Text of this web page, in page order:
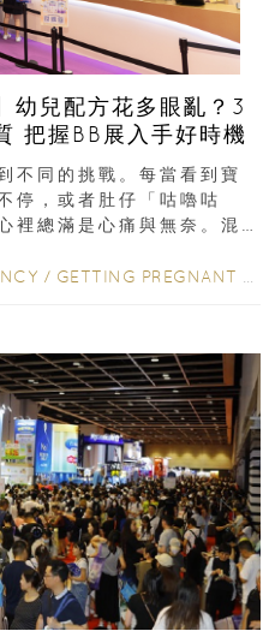
幼兒配方花多眼亂？3
把握BB展入手好時機
不同的挑戰。每當看到寶
停，或者肚仔「咕嚕咕
裡總滿是心痛與無奈。混
/ GETTING PREGNANT